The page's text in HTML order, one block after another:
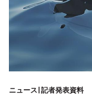
ニュース 記者発表資料